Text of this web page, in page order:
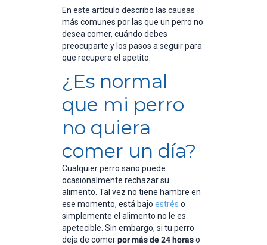
En este artículo describo las causas
más comunes por las que un perro no
desea comer, cuándo debes
preocuparte y los pasos a seguir para
que recupere el apetito.
¿Es normal
que mi perro
no quiera
comer un día?
Cualquier perro sano puede
ocasionalmente rechazar su
alimento. Tal vez no tiene hambre en
ese momento, está bajo estrés o
simplemente el alimento no le es
apetecible. Sin embargo, si tu perro
deja de comerpor más de 24 horaso